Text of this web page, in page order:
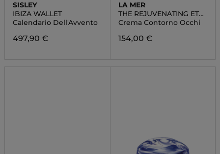
SISLEY
IBIZA WALLET
Calendario Dell'Avvento
497,90 €
LA MER
THE REJUVENATING ETE
CREAM
Crema Contorno Occhi
154,00 €